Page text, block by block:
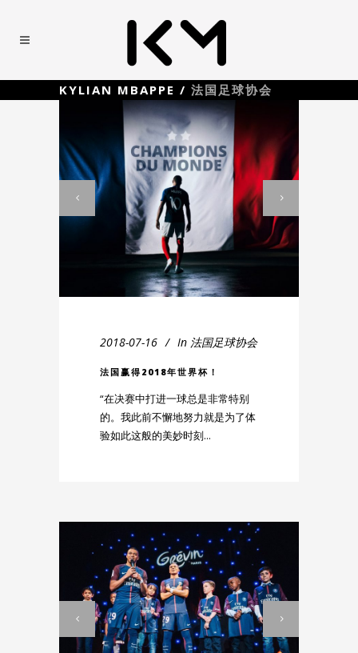
KYLIAN MBAPPE / 法国足球协会
2018-07-16 In 法国足球协会
法国赢得2018年世界杯！
“在决赛中打进一球总是非常特别
的。我此前不懈地努力就是为了体
验如此这般的美妙时刻...